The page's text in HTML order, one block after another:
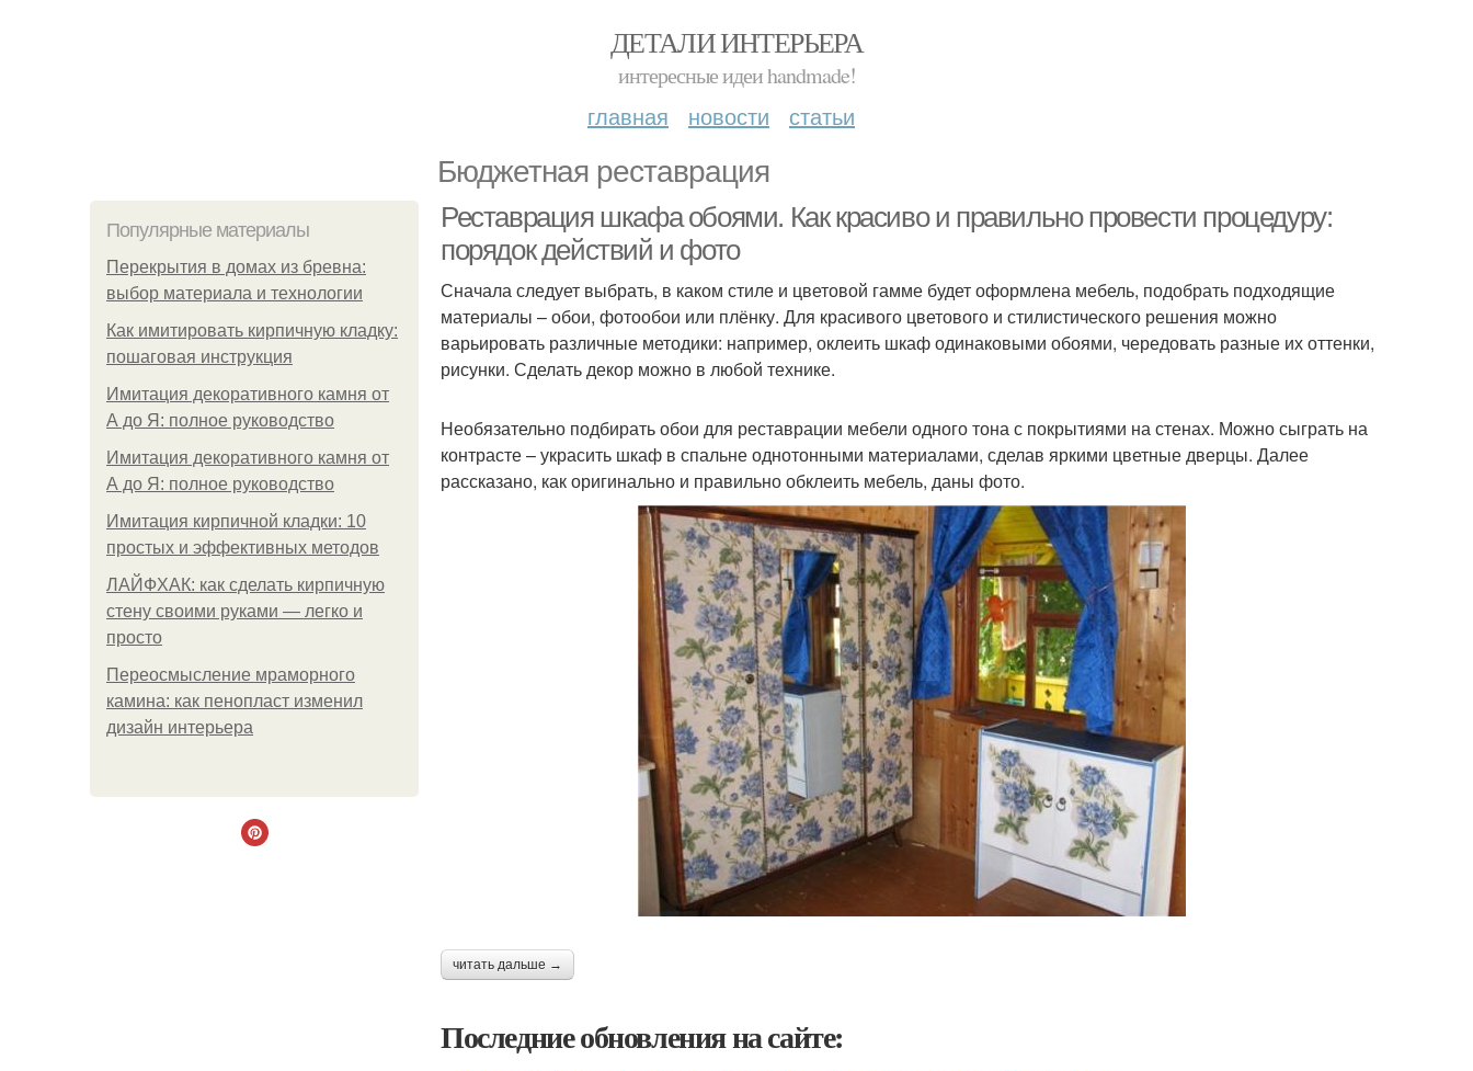
ДЕТАЛИ ИНТЕРЬЕРА
интересные идеи handmade!
главная новости статьи
Бюджетная реставрация
Популярные материалы
Перекрытия в домах из бревна:
выбор материала и технологии
Как имитировать кирпичную кладку:
пошаговая инструкция
Имитация декоративного камня от
А до Я: полное руководство
Имитация декоративного камня от
А до Я: полное руководство
Имитация кирпичной кладки: 10
простых и эффективных методов
ЛАЙФХАК: как сделать кирпичную
стену своими руками — легко и
просто
Переосмысление мраморного
камина: как пенопласт изменил
дизайн интерьера
Реставрация шкафа обоями. Как красиво и правильно провести процедуру:
порядок действий и фото
Сначала следует выбрать, в каком стиле и цветовой гамме будет оформлена мебель, подобрать подходящие
материалы – обои, фотообои или плёнку. Для красивого цветового и стилистического решения можно
варьировать различные методики: например, оклеить шкаф одинаковыми обоями, чередовать разные их оттенки,
рисунки. Сделать декор можно в любой технике.
Необязательно подбирать обои для реставрации мебели одного тона с покрытиями на стенах. Можно сыграть на
контрасте – украсить шкаф в спальне однотонными материалами, сделав яркими цветные дверцы. Далее
рассказано, как оригинально и правильно обклеить мебель, даны фото.
читать дальше →
Последние обновления на сайте: